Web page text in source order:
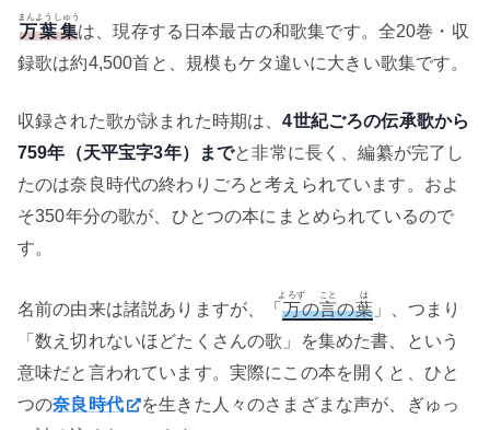
万葉集
まんようしゅう
は、現存する日本最古の和歌集です。全20巻・収
録歌は約4,500首と、規模もケタ違いに大きい歌集です。
収録された歌が詠まれた時期は、4世紀ごろの伝承歌から
759年（天平宝字3年）までと非常に長く、編纂が完了し
たのは奈良時代の終わりごろと考えられています。およ
そ350年分の歌が、ひとつの本にまとめられているので
す。
名前の由来は諸説ありますが、「万
よろず
の言
こと
の葉
は
」、つまり
「数え切れないほどたくさんの歌」を集めた書、という
意味だと言われています。実際にこの本を開くと、ひと
つの奈良時代
を生きた人々のさまざまな声が、ぎゅっ